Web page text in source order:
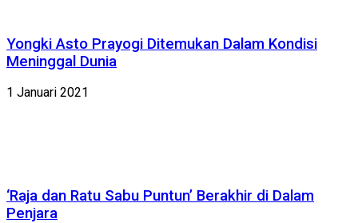
Yongki Asto Prayogi Ditemukan Dalam Kondisi
Meninggal Dunia
1 Januari 2021
‘Raja dan Ratu Sabu Puntun’ Berakhir di Dalam
Penjara